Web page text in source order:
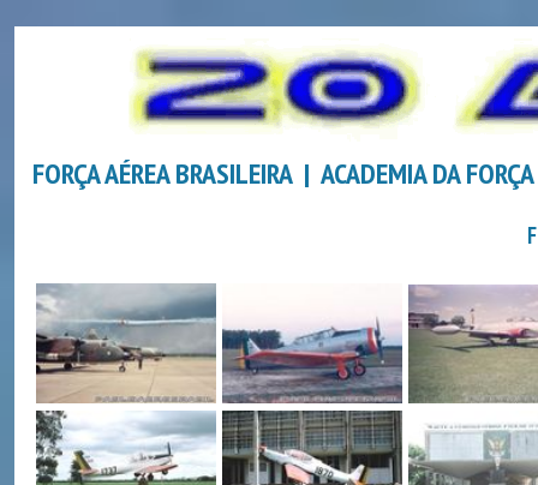
FORÇA AÉREA BRASILEIRA | ACADEMIA DA